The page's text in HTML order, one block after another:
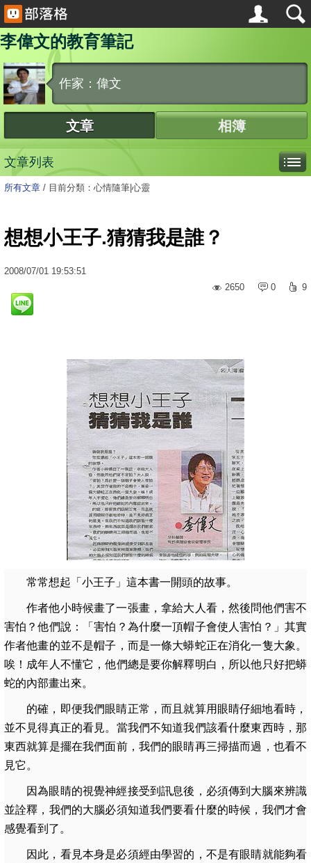
李偉文的教育筆記
作家：偉文
文章 相簿
文章列表
所有文章 / 目前分類：心情隨筆|心靈
想想小王子.猜猜我是誰？
2008/07/01 19:53:51
2650
0 9
常常想起「小王子」這本書一開頭的故事。
作者他小時候畫了一張畫，拿給大人看，然後問他們害不
害怕？他們說：「害怕？為什麼一頂帽子會使人害怕？」其實
作者他畫的並不是帽子，而是一條大蟒蛇正在消化一隻大象。
唉！成年人不懂它，他們總是要你解釋明白，所以他只好把蟒
蛇的內部畫出來。
的確，即便我們眼睛正常，而且就算用眼睛仔細地看時，
並不見得真正的看見。當我們不知道我們該看什麼東西時，那
東西就算是擺在我們面前，我們的眼睛再三掃描而過，也看不
見它。
因為眼睛的視覺神經接受到訊息後，必須傳到大腦來辨識
並詮釋，我們的大腦必須知道我們要看什麼的時候，我們才會
感覺看到了。
因此， 看見本身是必須經由學習的，不是有眼睛就能夠看